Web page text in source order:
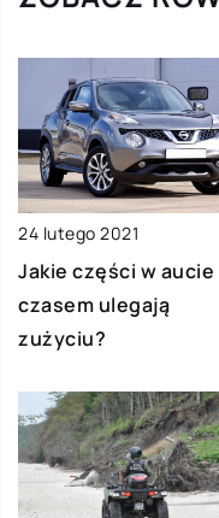
24 lutego 2021
Jakie części w aucie
czasem ulegają
zużyciu?